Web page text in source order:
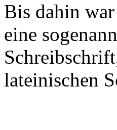
Bis dahin
eine
lateinischen